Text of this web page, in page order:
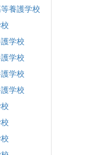
養護学校
学校
学校
学校
学校